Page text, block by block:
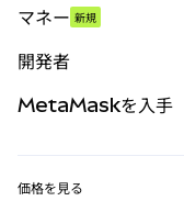
パーペチュアル
RWA
マネー 新規
開発者
MetaMaskを入手
価格を見る